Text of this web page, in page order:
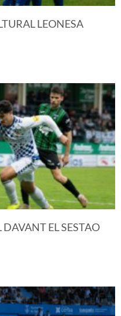
LEONESA
EL SESTAO